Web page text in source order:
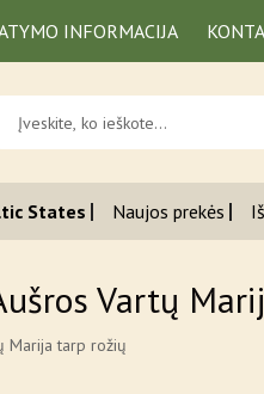
INFORMACIJA
States Naujos prekės
Vartų
Marija tarp rožių